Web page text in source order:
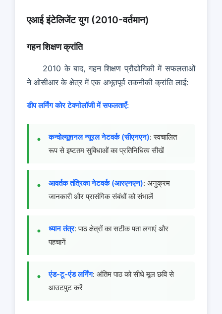
एआई इंटेलिजेंट युग (2010-वर्तमान)
गहन शिक्षण क्रांति
2010 के बाद, गहन शिक्षण प्रौद्योगिकी में सफलताओं
ने ओसीआर के क्षेत्र में एक अभूतपूर्व तकनीकी क्रांति लाई:
डीप लर्निंग कोर टेक्नोलॉजी में सफलताएँ:
कन्वोल्यूशनल न्यूरल नेटवर्क (सीएनएन): स्वचालित
रूप से इष्टतम सुविधाओं का प्रतिनिधित्व सीखें
आवर्तक तंत्रिका नेटवर्क (आरएनएन): अनुक्रम
जानकारी और प्रासंगिक संबंधों को संभालें
ध्यान तंत्र: पाठ क्षेत्रों का सटीक पता लगाएं और
पहचानें
एंड-टू-एंड लर्निंग: अंतिम पाठ को सीधे मूल छवि से
आउटपुट करें